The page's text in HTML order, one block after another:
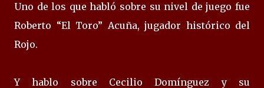
Uno de los que habló sobre su nivel de juego fue
Roberto “El Toro” Acuña, jugador histórico del
Rojo.
Y hablo sobre Cecilio Domínguez y su